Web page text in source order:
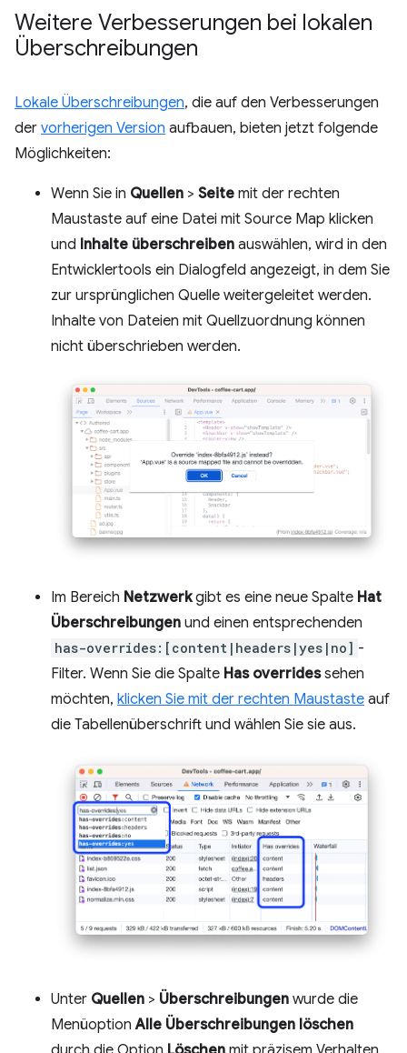
Weitere Verbesserungen bei lokalen
Überschreibungen
Lokale Überschreibungen, die auf den Verbesserungen
der vorherigen Version aufbauen, bieten jetzt folgende
Möglichkeiten:
Wenn Sie in Quellen > Seite mit der rechten
Maustaste auf eine Datei mit Source Map klicken
und Inhalte überschreiben auswählen, wird in den
Entwicklertools ein Dialogfeld angezeigt, in dem Sie
zur ursprünglichen Quelle weitergeleitet werden.
Inhalte von Dateien mit Quellzuordnung können
nicht überschrieben werden.
Im Bereich Netzwerkgibt es eine neue Spalte Hat
Überschreibungen und einen entsprechenden
has-overrides:[content|headers|yes|no] -
Filter. Wenn Sie die Spalte Has overridessehen
möchten, klicken Sie mit der rechten Maustaste auf
die Tabellenüberschrift und wählen Sie sie aus.
Unter Quellen > Überschreibungen wurde die
MenüoptionAlle Überschreibungen löschen